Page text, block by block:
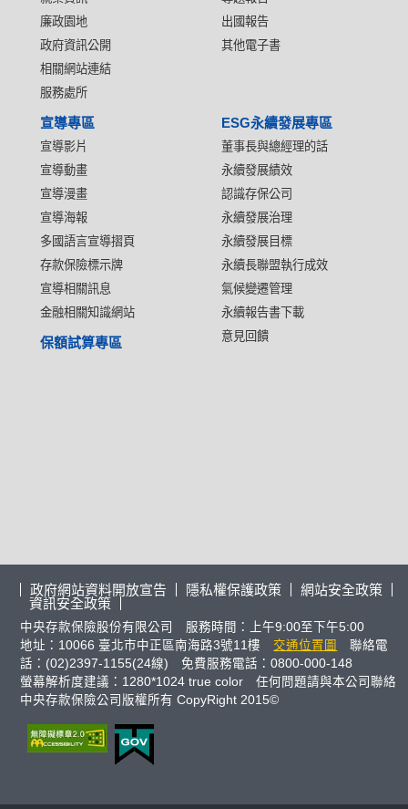
廉政園地
政府資訊公開
相關網站連結
服務處所
出國報告
其他電子書
宣導專區
宣導影片
宣導動畫
宣導漫畫
宣導海報
多國語言宣導摺頁
存款保險標示牌
宣導相關訊息
金融相關知識網站
ESG永續發展專區
董事長與總經理的話
永續發展績效
認識存保公司
永續發展治理
永續發展目標
永續長聯盟執行成效
氣候變遷管理
永續報告書下載
意見回饋
保額試算專區
政府網站資料開放宣告 隱私權保護政策
網站安全政策
資訊安全政策
中央存款保險股份有限公司 服務時間：上午9:00至下午5:00
地址：10066 臺北市中正區南海路3號11樓
交通位置圖
聯絡電
話：(02)2397-1155(24線) 免費服務電話：0800-000-148
螢幕解析度建議：1280*1024 true color 任何問題請與本公司聯絡
中央存款保險公司版權所有 CopyRight 2015©